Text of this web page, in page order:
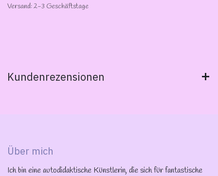
Versand: 2-3 Geschäftstage
Kundenrezensionen
Über mich
Ich bin eine autodidaktische Künstlerin, die sich für fantastische